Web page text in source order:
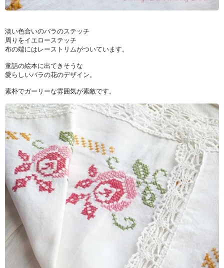
淡い色合いのバラのステッチ
周りをイエローステッチ
布の端にはレーストリムがついています。
童話の絵本に出てきそうな
愛らしいバラの花のデザイン。
素朴でガーリーな雰囲気が素敵です。